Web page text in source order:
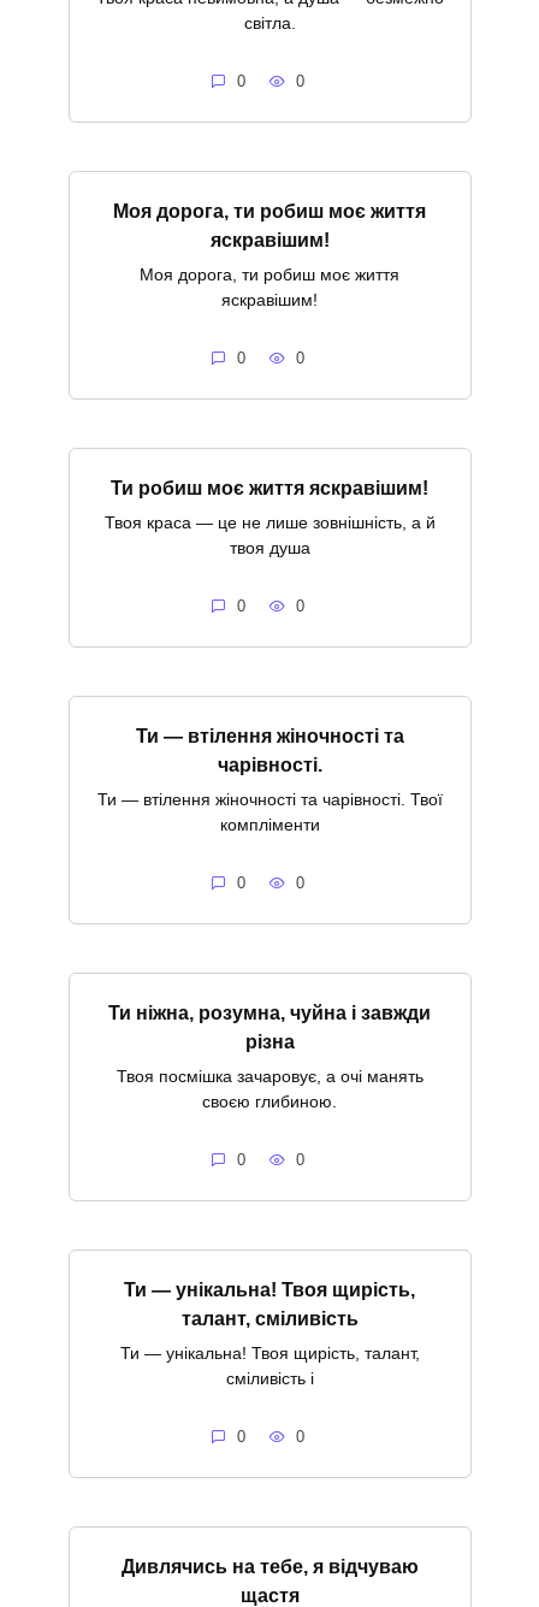
світла.
0 0
Моя дорога, ти робиш моє життя
яскравішим!
Моя дорога, ти робиш моє життя
яскравішим!
0 0
Ти робиш моє життя яскравішим!
Твоя краса — це не лише зовнішність, а й
твоя душа
0 0
Ти — втілення жіночності та
чарівності.
Ти — втілення жіночності та чарівності. Твої
компліменти
0 0
Ти ніжна, розумна, чуйна і завжди
різна
Твоя посмішка зачаровує, а очі манять
своєю глибиною.
0 0
Ти — унікальна! Твоя щирість,
талант, сміливість
Ти — унікальна! Твоя щирість, талант,
сміливість і
0 0
Дивлячись на тебе, я відчуваю
щастя